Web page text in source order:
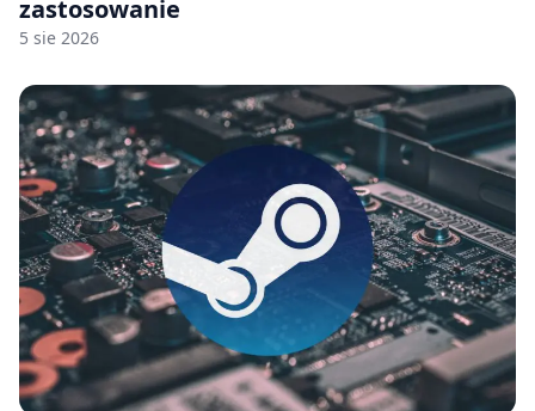
zastosowanie
5 sie 2026